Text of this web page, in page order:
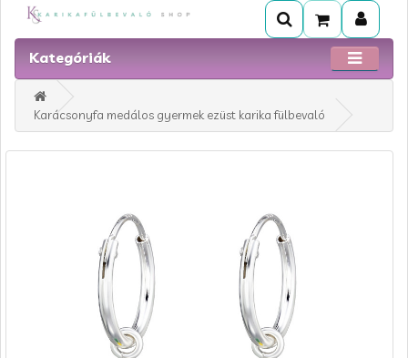
Kategóriák
Karácsonyfa medálos gyermek ezüst karika fülbevaló